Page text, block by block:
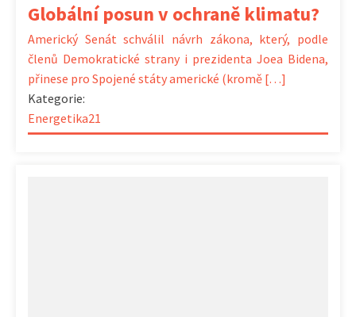
Globální posun v ochraně klimatu?
Americký Senát schválil návrh zákona, který, podle
členů Demokratické strany i prezidenta Joea Bidena,
přinese pro Spojené státy americké (kromě […]
Kategorie:
Energetika21